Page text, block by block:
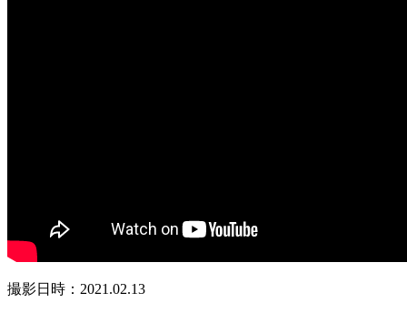
撮影日時：2021.02.13